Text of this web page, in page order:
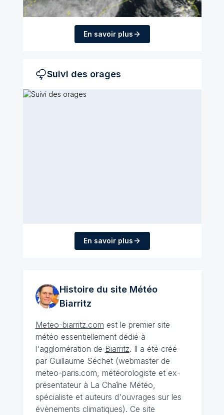
En savoir plus
Suivi des orages
En savoir plus
Histoire du site Météo
Biarritz
Meteo-biarritz.com est le premier site
météo essentiellement dédié à
l'agglomération de Biarritz. Il a été créé
par Guillaume Séchet (webmaster de
meteo-paris.com, météorologiste et ex-
présentateur à La Chaîne Météo,
spécialiste et auteurs d'ouvrages sur les
évènements climatiques). Ce site